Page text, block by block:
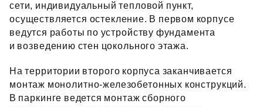
сети, индивидуальный тепловой пункт,
осуществляется остекление. В первом корпусе
ведутся работы по устройству фундамента
и возведению стен цокольного этажа.
На территории второго корпуса заканчивается
монтаж монолитно‑железобетонных конструкций.
В паркинге ведется монтаж сборного